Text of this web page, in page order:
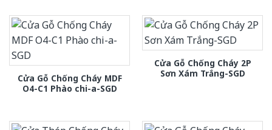
Cửa Gỗ Chống Cháy MDF
O4-C1 Phào chi-a-SGD
Cửa Gỗ Chống Cháy 2P
Sơn Xám Trắng-SGD